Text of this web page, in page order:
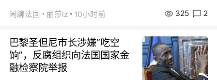
闲聊法国 丽莎lz 10小时前 325 2
巴黎圣但尼市长涉嫌“吃空
饷”，反腐组织向法国国家金
融检察院举报